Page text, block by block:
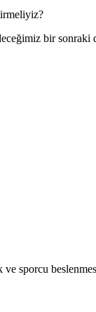
bir sonraki
sporcu